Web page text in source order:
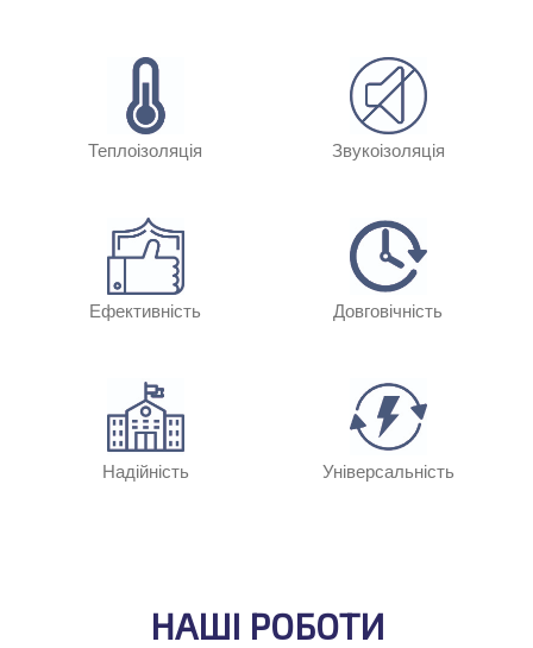
Теплоізоляція Звукоізоляція
Ефективність Довговічність
Надійність Універсальність
НАШІ РОБОТИ